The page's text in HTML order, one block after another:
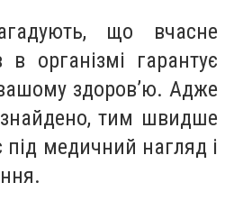
що вчасне
в організмі гарантує
здоров’ю. Адже
тим швидше
медичний нагляд і